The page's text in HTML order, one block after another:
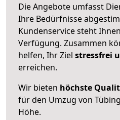
Die Angebote umfasst
Ihre Bedürfnisse
Kundenservice steht
Verfügung. Zusammen
helfen, Ihr Ziel stressfrei
erreichen.
Wir bieten höchste
für den Umzug von
Höhe.